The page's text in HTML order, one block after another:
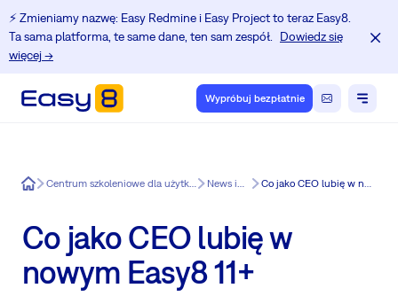
⚡️ Zmieniamy nazwę: Easy Redmine i Easy Project to teraz Easy8.
Ta sama platforma, te same dane, ten sam zespół.
Dowiedz się
więcej →
Wypróbuj bezpłatnie
Easy8 Centrum szkoleniowe dla użytkowników Redmine. News in Easy8 Co jako CEO lubię w nowym Easy8 11+
Co jako CEO lubię w
nowym Easy8 11+